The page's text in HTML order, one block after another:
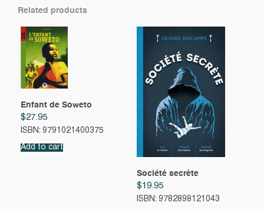
Related products
Enfant de Soweto
$27.95
ISBN: 9791021400375
Add to cart
Société secrète
$19.95
ISBN: 9782898121043